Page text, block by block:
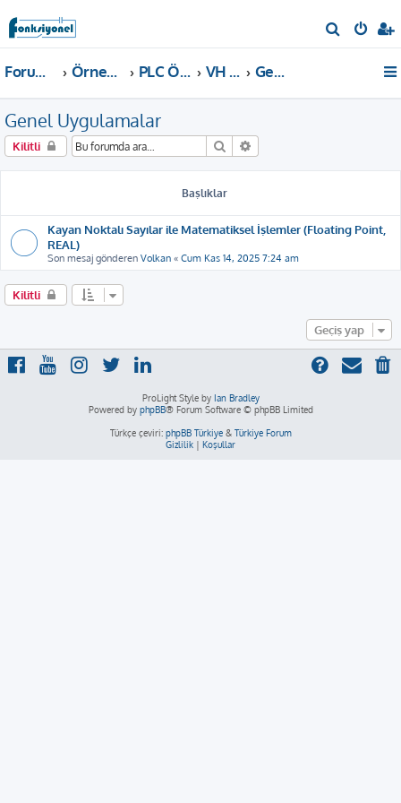
r
Forum ana sayfa Örnekler ve Dokümanlar PLC Örnekleri VH PLC Genel Uygulamalar
Genel Uygulamalar
Kilitli Ara
Başlıklar
Kayan Noktalı Sayılar ile Matematiksel İşlemler (Floating Point,
REAL)
Son mesaj gönderen Volkan « Cum Kas 14, 2025 7:24 am
Kilitli
Geçiş yap
ProLight Style by Ian Bradley
Powered by phpBB® Forum Software © phpBB Limited
Türkçe çeviri: phpBB Türkiye& Türkiye Forum
Gizlilik | Koşullar